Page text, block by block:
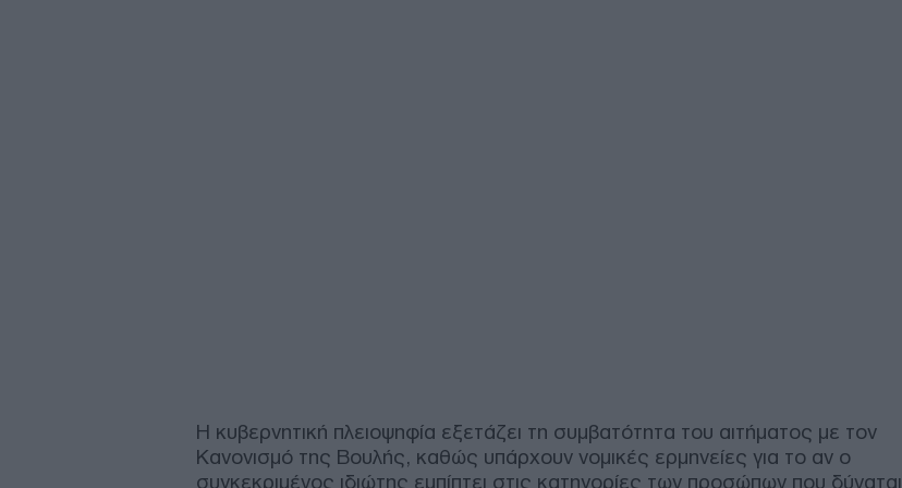
Η κυβερνητική πλειοψηφία εξετάζει τη συμβατότητα του αιτήματος με τον
Κανονισμό της Βουλής, καθώς υπάρχουν νομικές ερμηνείες για το αν ο
συγκεκριμένος ιδιώτης εμπίπτει στις κατηγορίες των προσώπων που δύναται